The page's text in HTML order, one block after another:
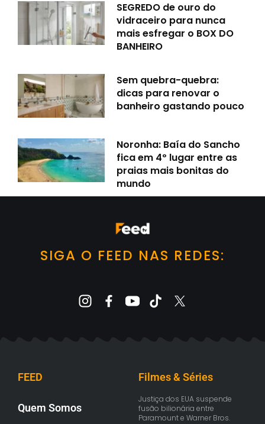
SEGREDO de ouro do
vidraceiro para nunca
mais esfregar o BOX DO
BANHEIRO
Sem quebra-quebra:
dicas para renovar o
banheiro gastando pouco
Noronha: Baía do Sancho
fica em 4º lugar entre as
praias mais bonitas do
mundo
SIGA O FEED NAS REDES:
FEED
Quem Somos
Filmes & Séries
Justiça dos EUA suspende
fusão bilionária entre
Paramount e Warner Bros.